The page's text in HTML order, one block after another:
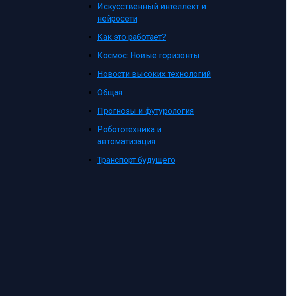
Искусственный интеллект и
нейросети
Как это работает?
Космос: Новые горизонты
Новости высоких технологий
Общая
Прогнозы и футурология
Робототехника и
автоматизация
Транспорт будущего